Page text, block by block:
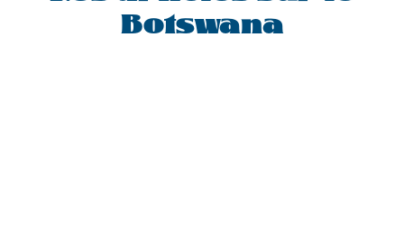
Botswana